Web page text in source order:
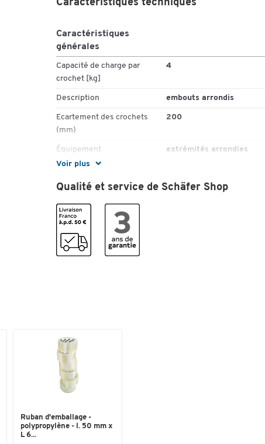
Voir plus
Caractéristiques techniques
Caractéristiques
générales
Capacité de charge par
crochet [kg]
4
Description embouts arrondis
Ecartement des crochets
(mm)
200
Équipement extrémités arrondies
Hauteur (mm)
Matériau aluminium
Matériau du crochet
Nombre de crochets
Nombre de crochets
(pièces)
Tringle à linge
Couleurs
Coloris
Dimensions
Qualité et service de Schäfer Shop
Ruban d'emballage -
polypropylène - l. 50 mm x
L 6...